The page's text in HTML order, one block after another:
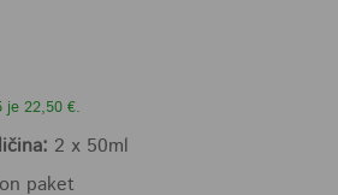
je 22,50 €.
2 x 50ml
paket